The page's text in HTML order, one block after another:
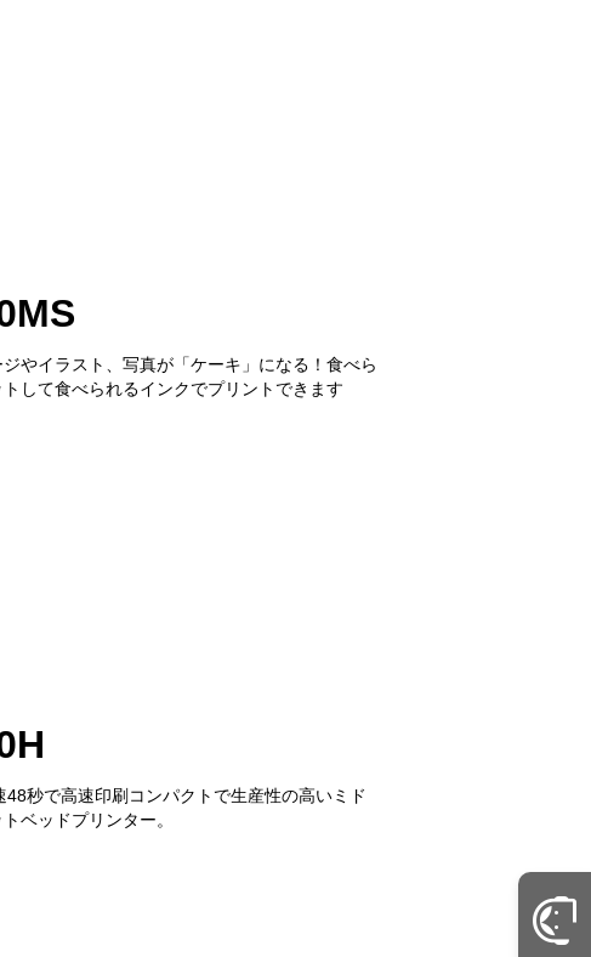
やイラスト、写真が「ケーキ」になる！食べら
して食べられるインクでプリントできます
48秒で高速印刷コンパクトで生産性の高いミド
ベッドプリンター。
support_agent